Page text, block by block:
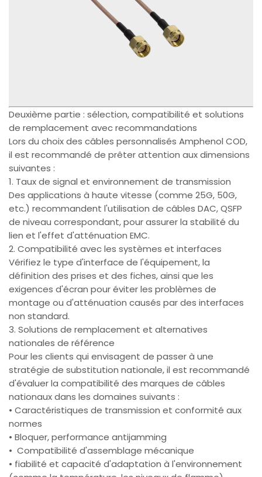
Deuxième partie : sélection, compatibilité et solutions
de remplacement avec recommandations
Lors du choix des câbles personnalisés Amphenol COD,
il est recommandé de prêter attention aux dimensions
suivantes :
1. Taux de signal et environnement de transmission
Des applications à haute vitesse (comme 25G, 50G,
etc.) recommandent l'utilisation de câbles DAC, QSFP
de niveau correspondant, pour assurer la stabilité du
lien et l'effet d'atténuation EMC.
2. Compatibilité avec les systèmes et interfaces
Vérifiez le type d'interface de l'équipement, la
définition des prises et des fiches, ainsi que les
exigences d'écran pour éviter les problèmes de
montage ou d'atténuation causés par des interfaces
non standard.
3. Solutions de remplacement et alternatives
nationales de référence
Pour les clients qui envisagent de passer à une
stratégie de substitution nationale, il est recommandé
d'évaluer la compatibilité des marques de câbles
nationaux dans les domaines suivants :
• Caractéristiques de transmission et conformité aux
normes
• Bloquer, performance antijamming
• Compatibilité d'assemblage mécanique
• fiabilité et capacité d'adaptation à l'environnement